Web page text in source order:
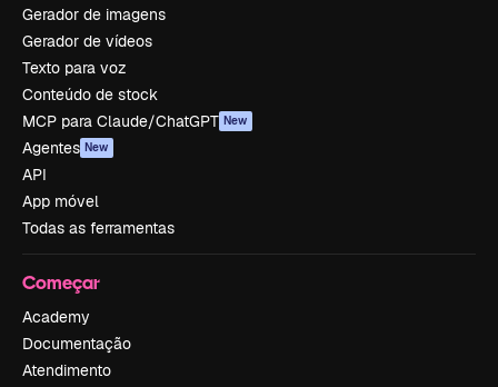
Gerador de imagens
Gerador de vídeos
Texto para voz
Conteúdo de stock
MCP para Claude/ChatGPT New
Agentes New
API
App móvel
Todas as ferramentas
Começar
Academy
Documentação
Atendimento